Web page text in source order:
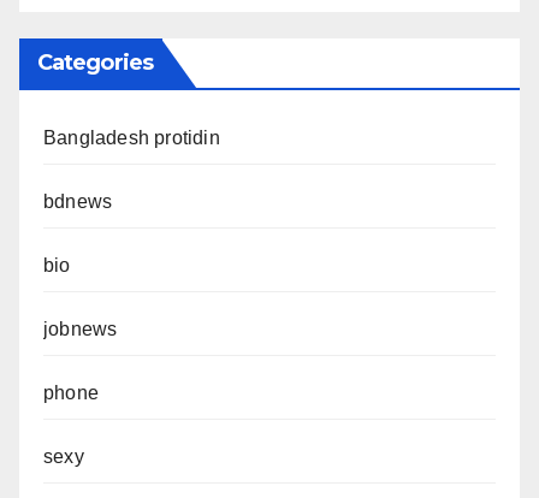
Categories
Bangladesh protidin
bdnews
bio
jobnews
phone
sexy